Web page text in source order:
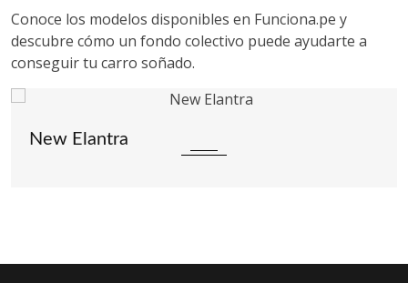
Conoce los modelos disponibles en Funciona.pe y
descubre cómo un fondo colectivo puede ayudarte a
conseguir tu carro soñado.
New Elantra